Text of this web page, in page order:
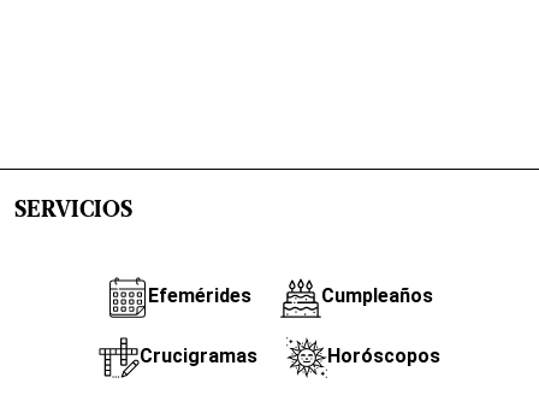
SERVICIOS
Efemérides Cumpleaños
Crucigramas Horóscopos